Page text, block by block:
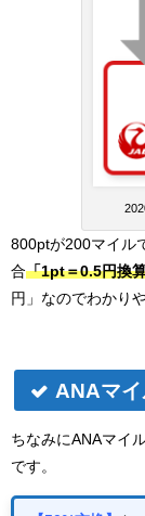
800ptが200マイル
合「1pt＝0.5円換
円」なのでわかり
ANAマ
ちなみにANAマイ
です。